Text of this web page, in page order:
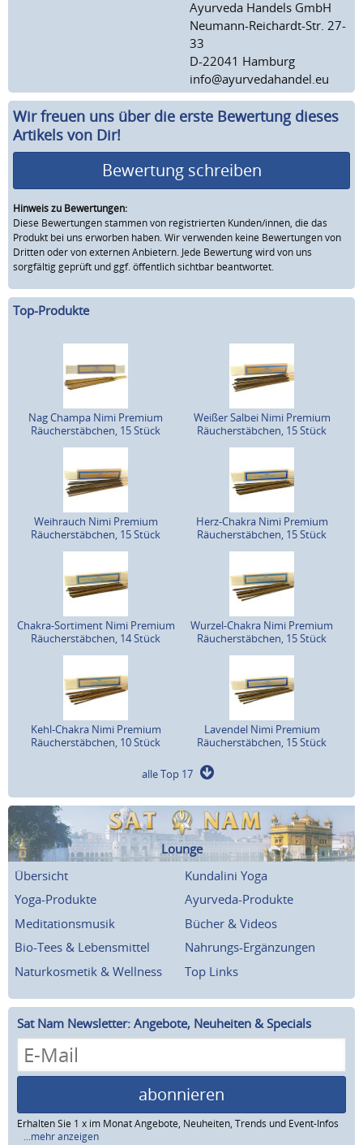
Ayurveda Handels GmbH
Neumann-Reichardt-Str. 27-
33
D-22041 Hamburg
info@ayurvedahandel.eu
Wir freuen uns über die erste Bewertung dieses
Artikels von Dir!
Bewertung schreiben
Hinweis zu Bewertungen:
Diese Bewertungen stammen von registrierten Kunden/innen, die das
Produkt bei uns erworben haben. Wir verwenden keine Bewertungen von
Dritten oder von externen Anbietern. Jede Bewertung wird von uns
sorgfältig geprüft und ggf. öffentlich sichtbar beantwortet.
Top-Produkte
Nag Champa Nimi Premium
Räucherstäbchen, 15 Stück
Weißer Salbei Nimi Premium
Räucherstäbchen, 15 Stück
Weihrauch Nimi Premium
Räucherstäbchen, 15 Stück
Herz-Chakra Nimi Premium
Räucherstäbchen, 15 Stück
Chakra-Sortiment Nimi Premium
Räucherstäbchen, 14 Stück
Wurzel-Chakra Nimi Premium
Räucherstäbchen, 15 Stück
Kehl-Chakra Nimi Premium
Räucherstäbchen, 10 Stück
Lavendel Nimi Premium
Räucherstäbchen, 15 Stück
alle Top 17
Lounge
Übersicht
Kundalini Yoga
Yoga-Produkte
Ayurveda-Produkte
Meditationsmusik
Bücher & Videos
Bio-Tees & Lebensmittel
Nahrungs-Ergänzungen
Naturkosmetik & Wellness
Top Links
Sat Nam Newsletter: Angebote, Neuheiten & Specials
abonnieren
Erhalten Sie 1 x im Monat Angebote, Neuheiten, Trends und Event-Infos
...mehr anzeigen